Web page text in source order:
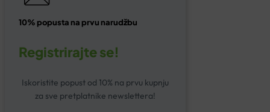
10% popusta na prvu narudžbu
Registrirajte se!
Iskoristite popust od 10% na prvu kupnju
za sve pretplatnike newslettera!